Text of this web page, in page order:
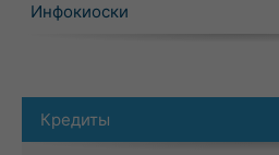
Инфокиоски
Кредиты